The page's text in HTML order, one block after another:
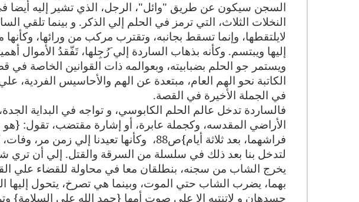
السجن سيكون عن طريق "وائل"، الرجل، الذي تشير إليه أيضا
النخلات الثلاث، التي ترمز في الحلم إلي الذكر. و بينما تلقي
لايلتقطها، وإنما تسقط بجانبه، وتقترب مركب من ورائها،
إليها ويبتسم. وكأنه بذهاب الساردة إلي َرُجِلها، تَفّقدُ الأموال
ويستمر جو الحلم بضبابيته، وبعوالمه ذات القوانين الخاصة
الكاتبة نحو الهم العام، مبتعدة عن الهم والأحاسيس الفردية،
في الجملة الأخيرة في القصة.
فالساردة تدخل عالم الحلم الكابوسي، و تواجه في البداية الجدة،
الأراضي المقدسه، وكجملة عابرة، أو إشارة مقتضب، تقول:
فراشهما، بعد ثلاثة أيام}ص88،
وكأنها تعيدنا إلي زمن مر،
لتدخل بنا بعد ذلك في سلسلة من السرقة والقتل. إلي أن تري
يخرج الشاب من سجنه، بنطلقان معا في محاولة للقضاء علي
بهما، يضرب الشاب حتي الموت، وبينما هي تصرخ، يتحول
جسدهان و لاتنتبه إلا علي صوت أمها {حمد الله علي السلامة}